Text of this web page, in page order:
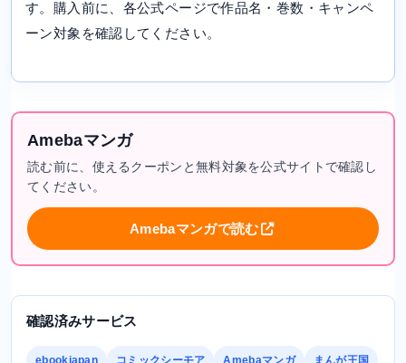
す。購入前に、各公式ページで作品名・巻数・キャンペ
ーン対象を確認してください。
Amebaマンガ
読む前に、使えるクーポンと無料対象を公式サイトで確認し
てください。
Amebaマンガで読む
確認済みサービス